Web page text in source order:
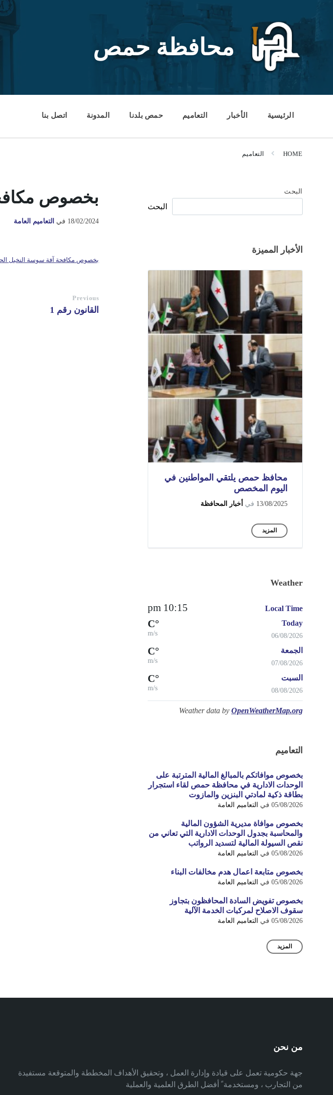
content
محافظة حمص
الرئيسية الأخبار التعاميم حمص بلدنا المدونة اتصل بنا
HOME التعاميم
بخصوص
18/02/2024 في التعاميم العامة
بخصوص مكافحة آفة سوسة النخيل
Previous
القانون رقم 1
البحث
البحث
الأخبار المميزة
محافظ حمص يلتقي المواطنين في
اليوم المخصص
13/08/2025 في أخبار المحافظة
المزيد
Weather
Local Time
10:15 pm
Today
06/08/2026
°C
m/s
الجمعة
07/08/2026
°C
m/s
السبت
08/08/2026
°C
m/s
Weather data by OpenWeatherMap.org
التعاميم
بخصوص موافاتكم بالمبالغ المالية المترتبة على
الوحدات الادارية في محافظة حمص لقاء استجرار
بطاقة ذكية لمادتي البنزين والمازوت
05/08/2026 في التعاميم العامة
بخصوص موافاة مديرية الشؤون المالية
والمحاسبة بجدول الوحدات الادارية التي تعاني من
نقص السيولة المالية لتسديد الرواتب
05/08/2026 في التعاميم العامة
بخصوص متابعة اعمال هدم مخالفات البناء
05/08/2026 في التعاميم العامة
بخصوص تفويض السادة المحافظون بتجاوز
سقوف الاصلاح لمركبات الخدمة الآلية
05/08/2026 في التعاميم العامة
المزيد
من نحن
جهة حكومية تعمل على قيادة وإدارة العمل ، وتحقيق الأهداف المخططة والمتوقعة مستفيدة
من التجارب ، ومستخدمة ً أفضل الطرق العلمية والعملية